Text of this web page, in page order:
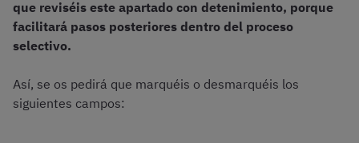
que reviséis este apartado con detenimiento, porque
facilitará pasos posteriores dentro del proceso
selectivo.
Así, se os pedirá que marquéis o desmarquéis los
siguientes campos: